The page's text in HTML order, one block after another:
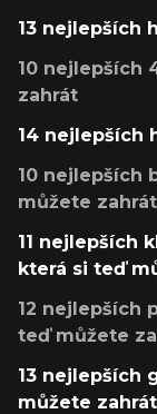
13 nejlepších
10 nejlepších
zahrát
14 nejlepších
10 nejlepších
můžete zahrát
11 nejlepších
která si teď
12 nejlepších
teď můžete
13 nejlepších
můžete zahrát